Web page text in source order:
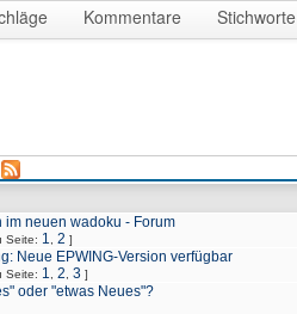
Kommentare Stichworte
im neuen wadoku - Forum
Seite: 1 2 ]
Neue EPWING-Version verfügbar
Seite: 1 2 3 ]
oder "etwas Neues"?